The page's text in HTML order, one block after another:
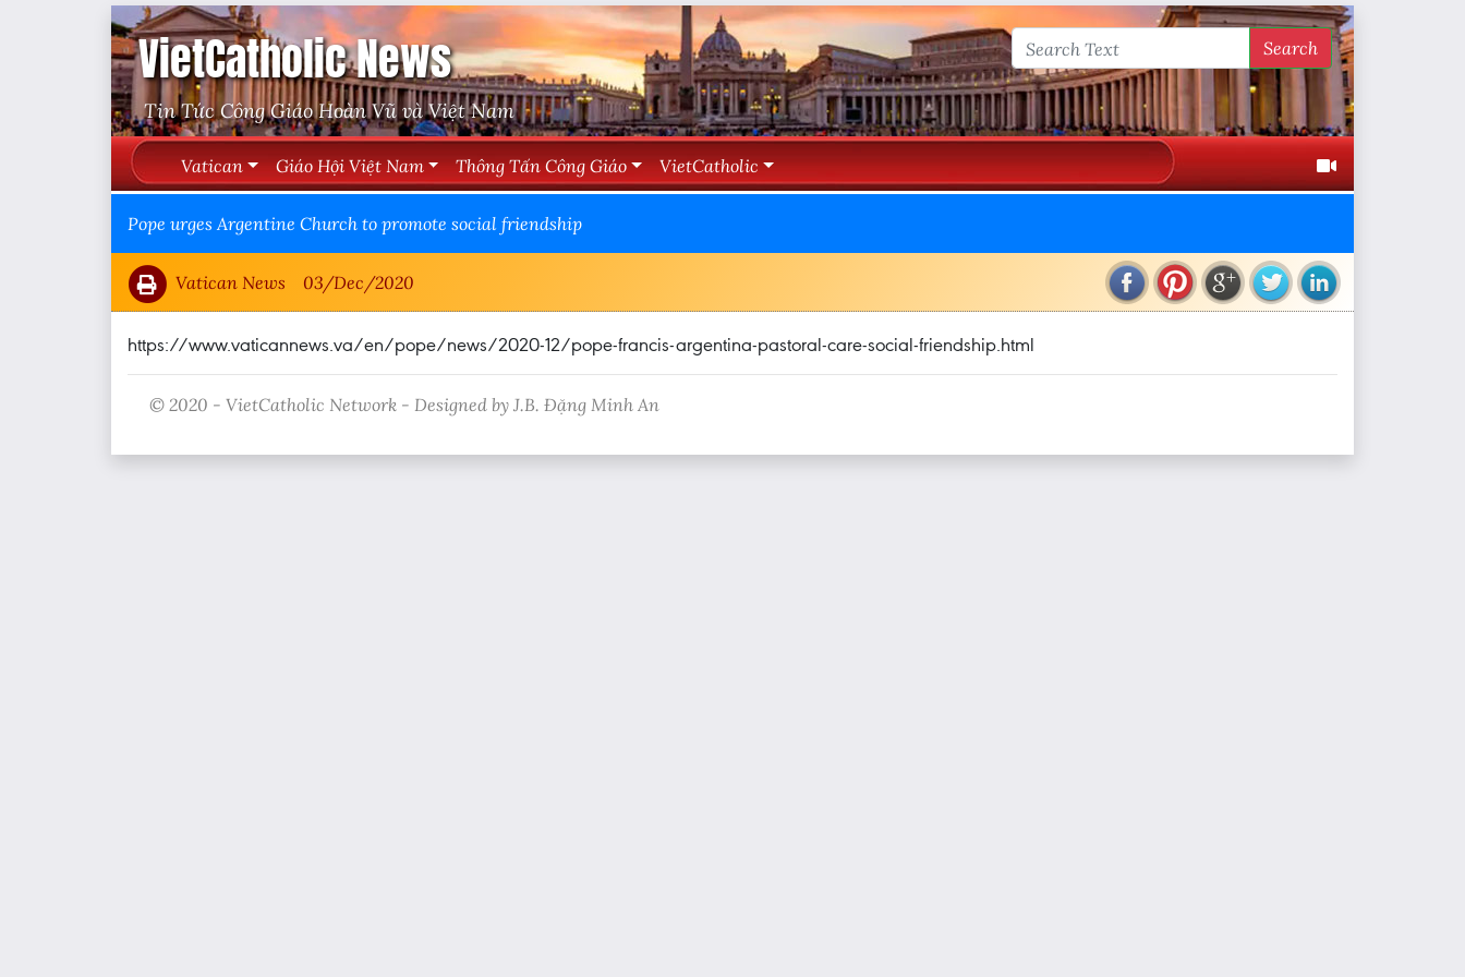
VietCatholic News
Tin Tức Công Giáo Hoàn Vũ và Việt Nam
Search
Vatican Giáo Hội Việt Nam Thông Tấn Công Giáo VietCatholic
Pope urges Argentine Church to promote social friendship
Vatican News 03/Dec/2020
https://www.vaticannews.va/en/pope/news/2020-12/pope-francis-argentina-pastoral-care-social-friendship.html
© 2020 - VietCatholic Network - Designed by J.B. Đặng Minh An